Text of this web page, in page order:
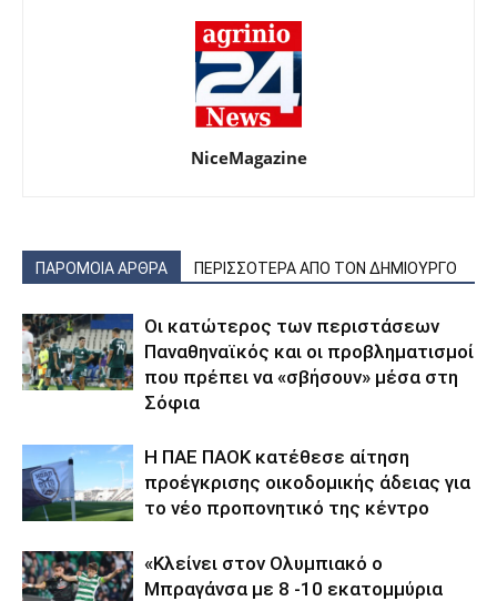
NiceMagazine
ΠΑΡΟΜΟΙΑ ΑΡΘΡΑ ΠΕΡΙΣΣΟΤΕΡΑ ΑΠΟ ΤΟΝ ΔΗΜΙΟΥΡΓΟ
Οι κατώτερος των περιστάσεων
Παναθηναϊκός και οι προβληματισμοί
που πρέπει να «σβήσουν» μέσα στη
Σόφια
Η ΠΑΕ ΠΑΟΚ κατέθεσε αίτηση
προέγκρισης οικοδομικής άδειας για
το νέο προπονητικό της κέντρο
«Κλείνει στον Ολυμπιακό ο
Μπραγάνσα με 8 -10 εκατομμύρια